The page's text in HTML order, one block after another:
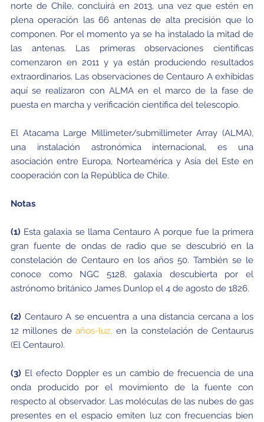
norte de Chile, concluirá en 2013, una vez que estén en
plena operación las 66 antenas de alta precisión que lo
componen. Por el momento ya se ha instalado la mitad de
las antenas. Las primeras observaciones científicas
comenzaron en 2011 y ya están produciendo resultados
extraordinarios. Las observaciones de Centauro A exhibidas
aquí se realizaron con ALMA en el marco de la fase de
puesta en marcha y verificación científica del telescopio.
El Atacama Large Millimeter/submillimeter Array (ALMA),
una instalación astronómica internacional, es una
asociación entre Europa, Norteamérica y Asia del Este en
cooperación con la República de Chile.
Notas
(1) Esta galaxia se llama Centauro A porque fue la primera
gran fuente de ondas de radio que se descubrió en la
constelación de Centauro en los años 50. También se le
conoce como NGC 5128, galaxia descubierta por el
astrónomo británico James Dunlop el 4 de agosto de 1826.
(2) Centauro A se encuentra a una distancia cercana a los
12 millones deaños-luz, en la constelación de Centaurus
(El Centauro).
(3) El efecto Doppler es un cambio de frecuencia de una
onda producido por el movimiento de la fuente con
respecto al observador. Las moléculas de las nubes de gas
presentes en el espacio emiten luz con frecuencias bien